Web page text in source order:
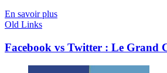
En savoir plus
Old Links
Facebook vs Twitter : Le Grand